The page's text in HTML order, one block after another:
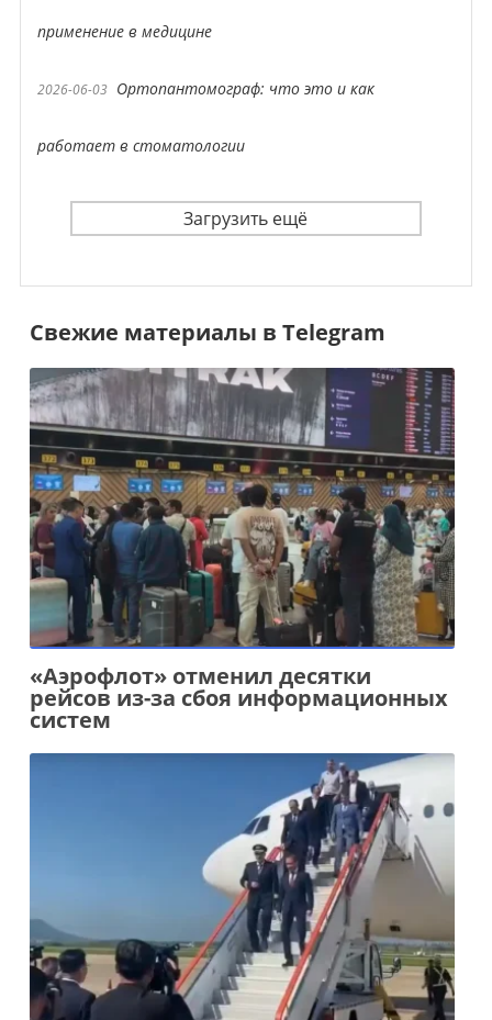
применение в медицине
2026-06-03 Ортопантомограф: что это и как
работает в стоматологии
Загрузить ещё
Свежие материалы в Telegram
«Аэрофлот» отменил десятки
рейсов из-за сбоя информационных
систем